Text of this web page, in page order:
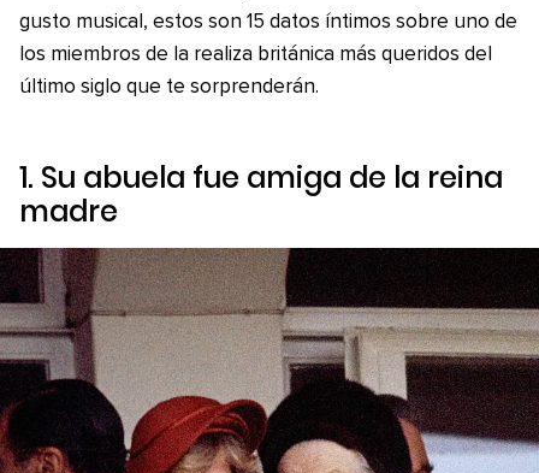
gusto musical, estos son 15 datos íntimos sobre uno de
los miembros de la realiza británica más queridos del
último siglo que te sorprenderán.
1. Su abuela fue amiga de la reina
madre